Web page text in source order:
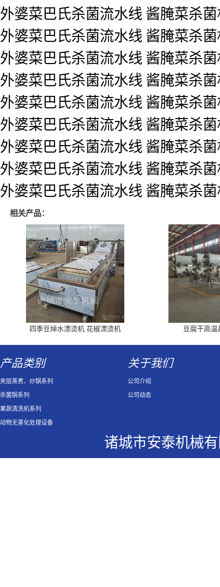
外婆菜巴氏杀菌流水线 酱腌菜杀
外婆菜巴氏杀菌流水线 酱腌菜杀
外婆菜巴氏杀菌流水线 酱腌菜杀
外婆菜巴氏杀菌流水线 酱腌菜杀
外婆菜巴氏杀菌流水线 酱腌菜杀
外婆菜巴氏杀菌流水线 酱腌菜杀
外婆菜巴氏杀菌流水线 酱腌菜杀
外婆菜巴氏杀菌流水线 酱腌菜杀
外婆菜巴氏杀菌流水线 酱腌菜杀
相关产品：
四季豆焯水漂烫机 花椒漂烫机 豆腐干高温
产品类别
夹层蒸煮、炒锅系列
杀菌锅系列
果蔬清洗机系列
动物无害化处理设备
关于我们
公司介绍
公司动态
诸城市安泰机械